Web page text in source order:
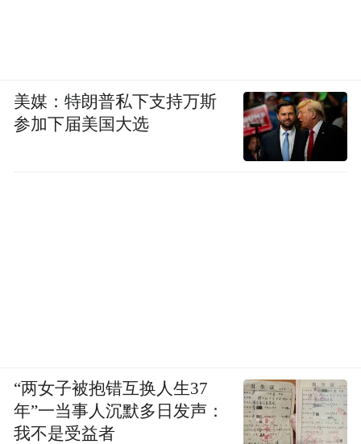
美媒：特朗普私下支持万斯
参加下届美国大选
“两女子被抱错互换人生37
年”一当事人沉默多日发声：
我不是受益者